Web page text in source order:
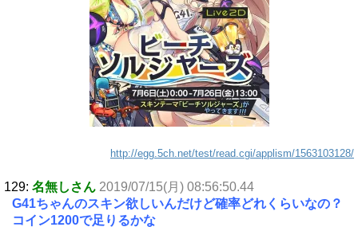
http://egg.5ch.net/test/read.cgi/applism/1563103128/
129: 名無しさん 2019/07/15(月) 08:56:50.44
G41ちゃんのスキン欲しいんだけど確率どれくらいなの？
コイン1200で足りるかな